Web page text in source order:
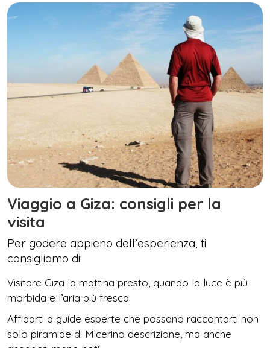
Viaggio a Giza: consigli per la
visita
Per godere appieno dell’esperienza, ti
consigliamo di:
Visitare Giza la mattina presto, quando la luce è più
morbida e l’aria più fresca.
Affidarti a guide esperte che possano raccontarti non
solo piramide di Micerino descrizione, ma anche